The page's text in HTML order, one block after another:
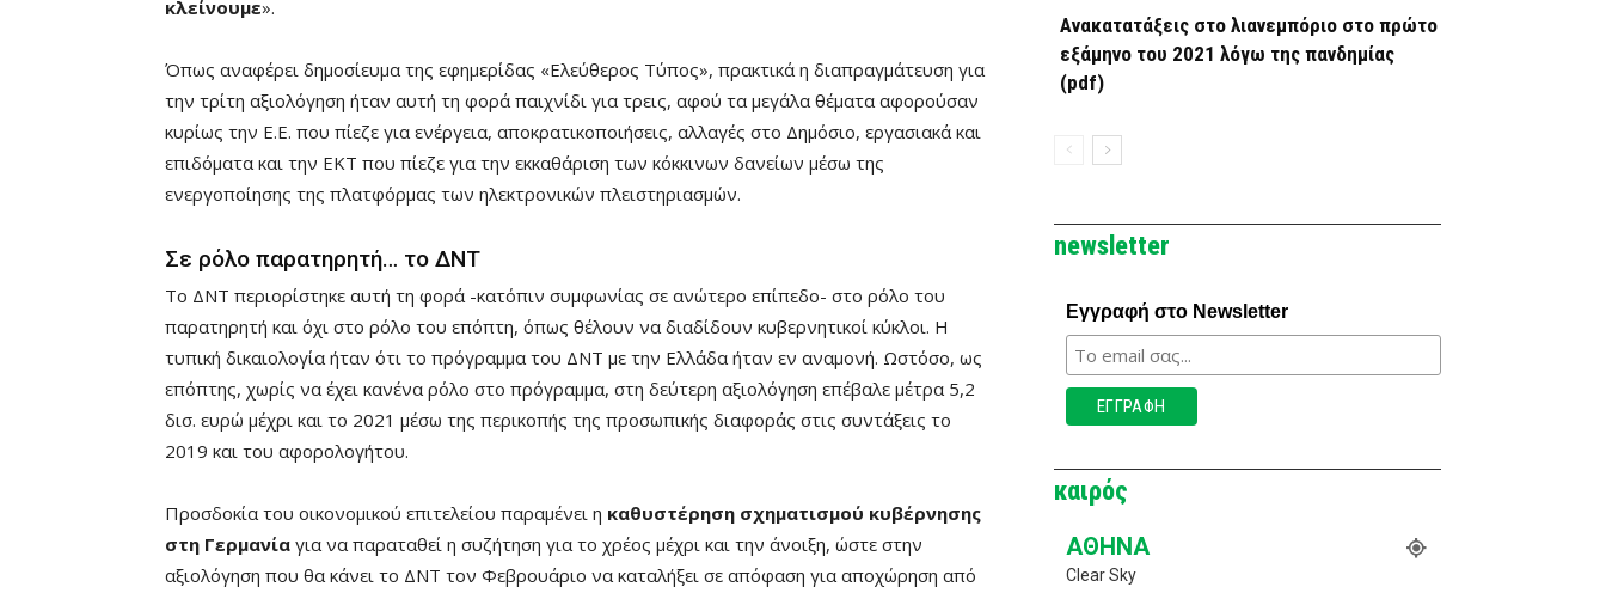
κλείνουμε».
Όπως αναφέρει δημοσίευμα της εφημερίδας «Ελεύθερος Τύπος», πρακτικά η διαπραγμάτευση για
την τρίτη αξιολόγηση ήταν αυτή τη φορά παιχνίδι για τρεις, αφού τα μεγάλα θέματα αφορούσαν
κυρίως την Ε.Ε. που πίεζε για ενέργεια, αποκρατικοποιήσεις, αλλαγές στο Δημόσιο, εργασιακά και
επιδόματα και την ΕΚΤ που πίεζε για την εκκαθάριση των κόκκινων δανείων μέσω της
ενεργοποίησης της πλατφόρμας των ηλεκτρονικών πλειστηριασμών.
Σε ρόλο παρατηρητή… το ΔΝΤ
Το ΔΝΤ περιορίστηκε αυτή τη φορά -κατόπιν συμφωνίας σε ανώτερο επίπεδο- στο ρόλο του
παρατηρητή και όχι στο ρόλο του επόπτη, όπως θέλουν να διαδίδουν κυβερνητικοί κύκλοι. Η
τυπική δικαιολογία ήταν ότι το πρόγραμμα του ΔΝΤ με την Ελλάδα ήταν εν αναμονή. Ωστόσο, ως
επόπτης, χωρίς να έχει κανένα ρόλο στο πρόγραμμα, στη δεύτερη αξιολόγηση επέβαλε μέτρα 5,2
δισ. ευρώ μέχρι και το 2021 μέσω της περικοπής της προσωπικής διαφοράς στις συντάξεις το
2019 και του αφορολογήτου.
Προσδοκία του οικονομικού επιτελείου παραμένει η καθυστέρηση σχηματισμού κυβέρνησης
στη Γερμανία για να παραταθεί η συζήτηση για το χρέος μέχρι και την άνοιξη, ώστε στην
αξιολόγηση που θα κάνει το ΔΝΤ τον Φεβρουάριο να καταλήξει σε απόφαση για αποχώρηση από
Ανακατατάξεις στο λιανεμπόριο στο πρώτο
εξάμηνο του 2021 λόγω της πανδημίας
(pdf)
newsletter
Εγγραφή στο Newsletter
καιρός
ΑΘΉΝΑ
Clear Sky